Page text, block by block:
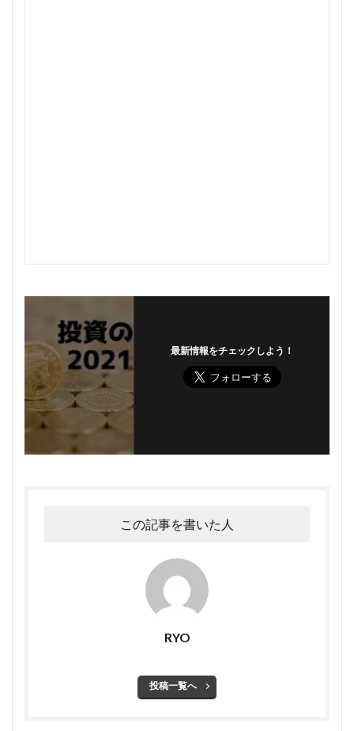
最新情報をチェックしよう！
この記事を書いた人
RYO
投稿一覧へ